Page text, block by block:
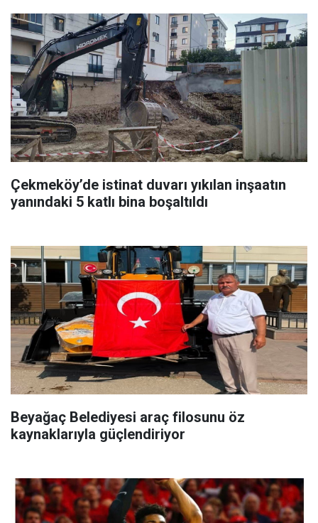
Çekmeköy’de istinat duvarı yıkılan inşaatın
yanındaki 5 katlı bina boşaltıldı
Beyağaç Belediyesi araç filosunu öz
kaynaklarıyla güçlendiriyor